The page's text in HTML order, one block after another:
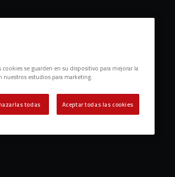
cookies se guarden en su dispositivo para mejorar la
nuestros estudios para marketing.
todas Aceptar todas las cookies